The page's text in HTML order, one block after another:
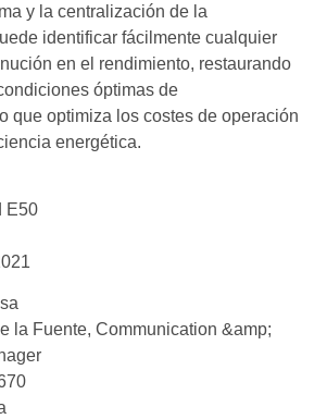
y la centralización de la
identificar fácilmente cualquier
en el rendimiento, restaurando
óptimas de
que optimiza los costes de operación
energética.
E50
la Fuente, Communication &amp;